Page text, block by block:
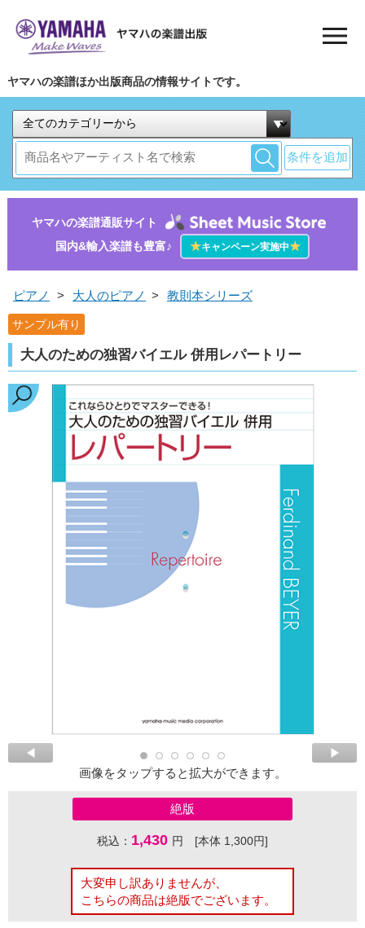
ヤマハの楽譜ほか出版商品の情報サイトです。
条件を追加
ヤマハの楽譜通販サイト
国内&輸入楽譜も豊富♪
★キャンペーン実施中★
ピアノ > 大人のピアノ > 教則本シリーズ
サンプル有り
大人のための独習バイエル 併用レパートリー
画像をタップすると拡大ができます。
絶版
税込： 1,430 円 [本体 1,300円]
大変申し訳ありませんが、
こちらの商品は絶版でございます。